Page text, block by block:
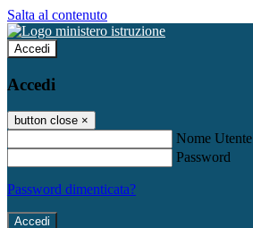
Salta al contenuto
Accedi
Accedi
button close ×
Nome Utente
Password
Password dimenticata?